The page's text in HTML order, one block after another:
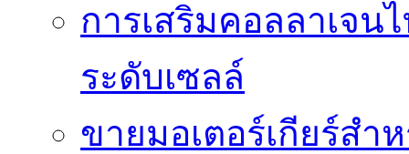
การเสริมคอลลาเจน
ระดับเซลล์
ขายมอเตอร์เกียร์สำ